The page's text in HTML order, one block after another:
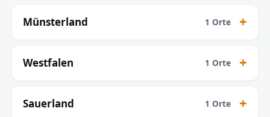
Münsterland 1 Orte
Westfalen 1 Orte
Sauerland 1 Orte